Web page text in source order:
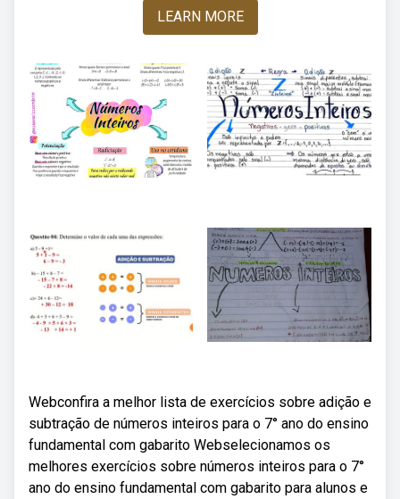
LEARN MORE
Webconfira a melhor lista de exercícios sobre adição e
subtração de números inteiros para o 7° ano do ensino
fundamental com gabarito Webselecionamos os
melhores exercícios sobre números inteiros para o 7°
ano do ensino fundamental com gabarito para alunos e